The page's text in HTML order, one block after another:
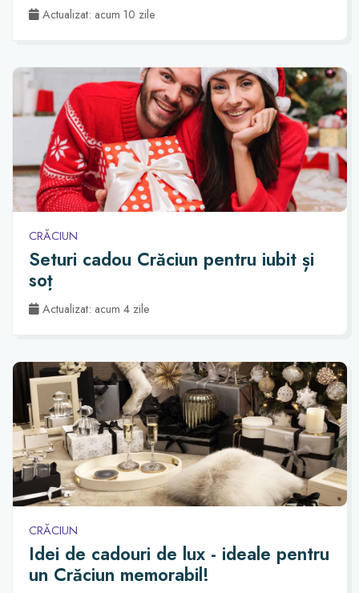
Actualizat: acum 10 zile
CRĂCIUN
Seturi cadou Crăciun pentru iubit și
soț
Actualizat: acum 4 zile
CRĂCIUN
Idei de cadouri de lux - ideale pentru
un Crăciun memorabil!